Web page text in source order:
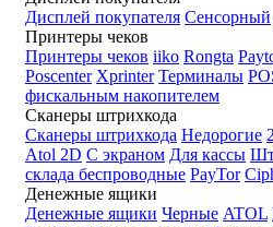
Дисплей покупателя Сенсорный
Принтеры чеков
Принтеры чеков iiko Rongta
Poscenter Xprinter Терминалы
фискальным накопителем
Сканеры штрихкода
Сканеры штрихкода Недорогие
Atol 2D С экраном Для кассы
склада беспроводные PayTor
Денежные ящики
Денежные ящики Черные ATOL